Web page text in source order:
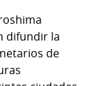
difundir la
de